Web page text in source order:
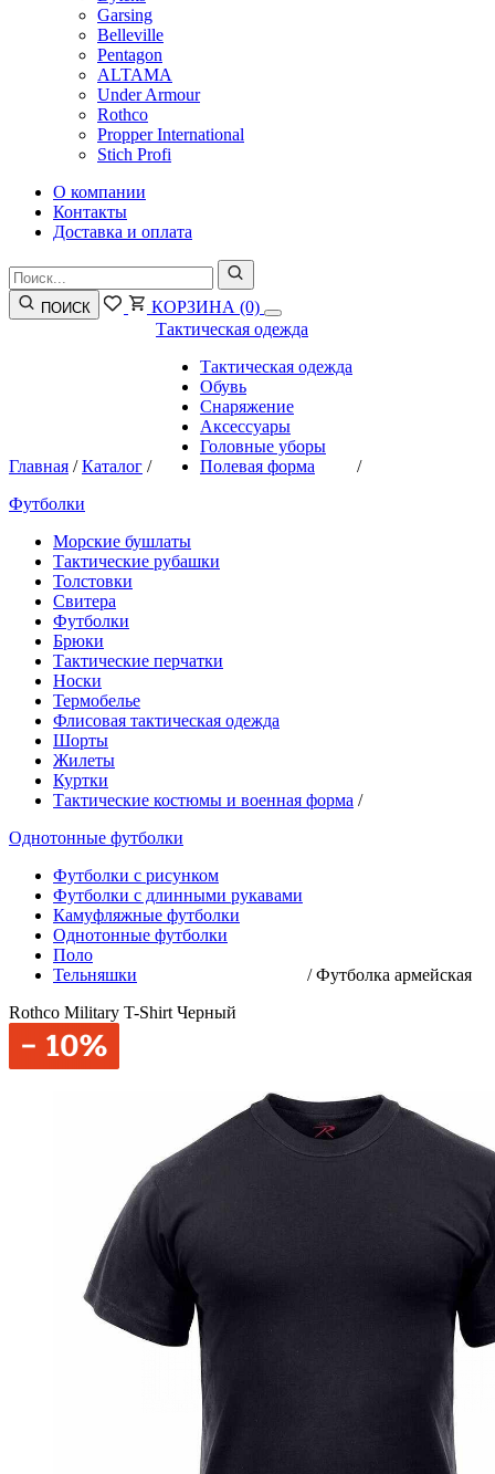
Garsing
Belleville
Pentagon
ALTAMA
Under Armour
Rothco
Propper International
Stich Profi
О компании
Контакты
Доставка и оплата
ПОИСК КОРЗИНА (0)
Главная /Каталог /
Тактическая одежда
Тактическая одежда
Обувь
Снаряжение
Аксессуары
Головные уборы
Полевая форма
/
Футболки
Морские бушлаты
Тактические рубашки
Толстовки
Свитера
Футболки
Брюки
Тактические перчатки
Носки
Термобелье
Флисовая тактическая одежда
Шорты
Жилеты
Куртки
Тактические костюмы и военная форма /
Однотонные футболки
Футболки с рисунком
Футболки с длинными рукавами
Камуфляжные футболки
Однотонные футболки
Поло
Тельняшки
/Футболка армейская
Rothco Military T-Shirt Черный